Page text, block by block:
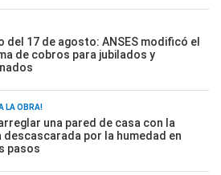
del 17 de agosto: ANSES modificó el
de cobros para jubilados y
LA OBRA!
una pared de casa con la
descascarada por la humedad en
pasos